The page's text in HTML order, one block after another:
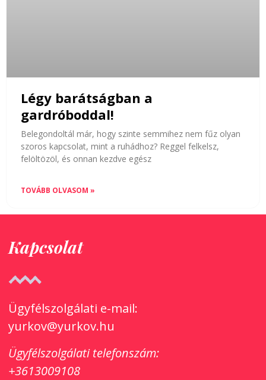
Légy barátságban a
gardróboddal!
Belegondoltál már, hogy szinte semmihez nem fűz olyan
szoros kapcsolat, mint a ruhádhoz? Reggel felkelsz,
felöltözöl, és onnan kezdve egész
TOVÁBB OLVASOM »
Kapcsolat
Ügyfélszolgálati e-mail:
yurkov@yurkov.hu
Ügyfélszolgálatitelefonszám:
+3613009108